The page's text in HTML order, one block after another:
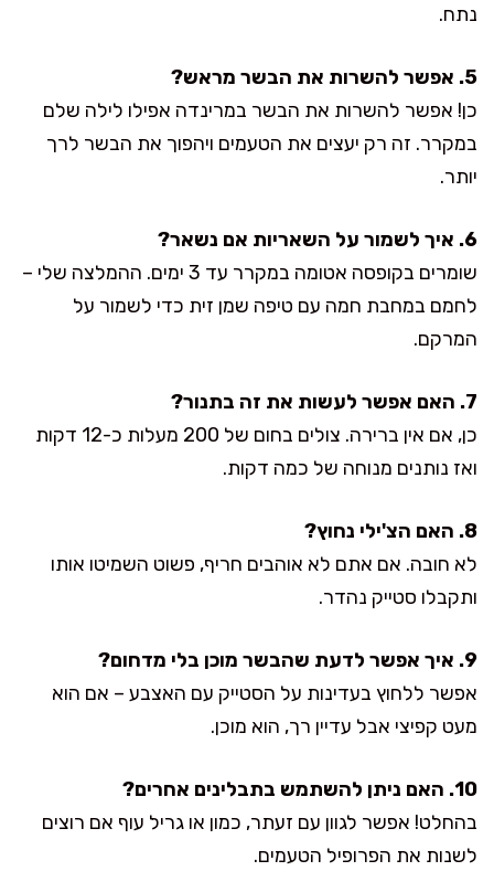
נתח.
5. אפשר להשרות את הבשר מראש?
כן! אפשר להשרות את הבשר במרינדה אפילו לילה שלם
במקרר. זה רק יעצים את הטעמים ויהפוך את הבשר לרך
יותר.
6. איך לשמור על השאריות אם נשאר?
שומרים בקופסה אטומה במקרר עד 3 ימים. ההמלצה שלי –
לחמם במחבת חמה עם טיפה שמן זית כדי לשמור על
המרקם.
7. האם אפשר לעשות את זה בתנור?
כן, אם אין ברירה. צולים בחום של 200 מעלות כ-12 דקות
ואז נותנים מנוחה של כמה דקות.
8. האם הצ'ילי נחוץ?
לא חובה. אם אתם לא אוהבים חריף, פשוט השמיטו אותו
ותקבלו סטייק נהדר.
9. איך אפשר לדעת שהבשר מוכן בלי מדחום?
אפשר ללחוץ בעדינות על הסטייק עם האצבע – אם הוא
מעט קפיצי אבל עדיין רך, הוא מוכן.
10. האם ניתן להשתמש בתבלינים אחרים?
בהחלט! אפשר לגוון עם זעתר, כמון או גריל עוף אם רוצים
לשנות את הפרופיל הטעמים.